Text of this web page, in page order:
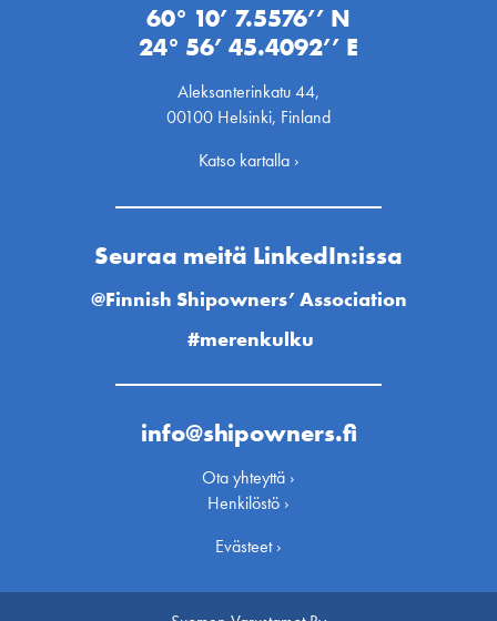
60° 10’ 7.5576’’ N
24° 56’ 45.4092’’ E
Aleksanterinkatu 44,
00100 Helsinki, Finland
Katso kartalla ›
Seuraa meitä LinkedIn:issa
@Finnish Shipowners’ Association
#merenkulku
info@shipowners.fi
Ota yhteyttä ›
Henkilöstö ›
Evästeet ›